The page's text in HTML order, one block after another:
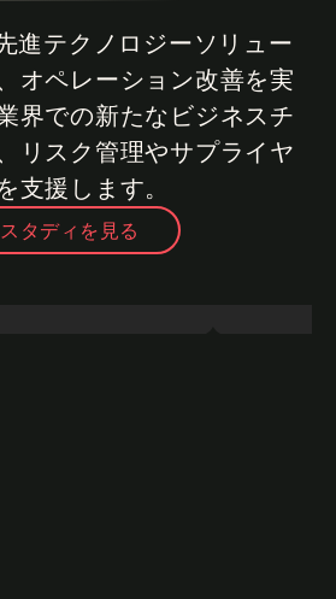
進テクノロジーソリュー
オペレーション改善を実
界での新たなビジネスチ
リスク管理やサプライヤ
支援します。
タディを見る